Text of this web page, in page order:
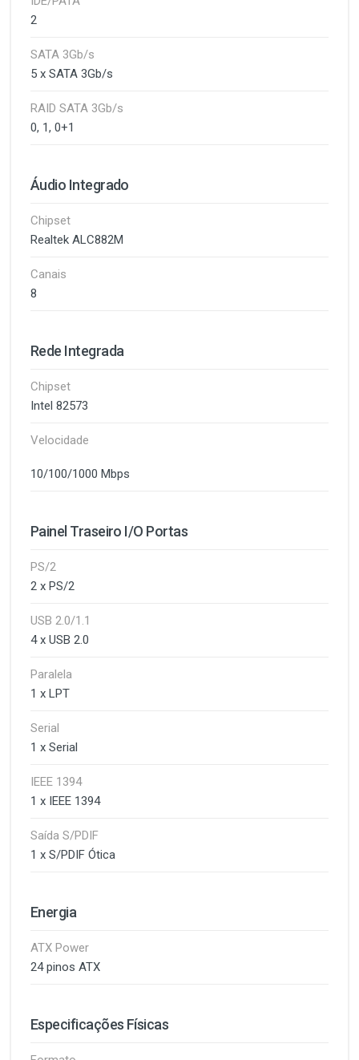
2
SATA 3Gb/s
5 x SATA 3Gb/s
RAID SATA 3Gb/s
0, 1, 0+1
Áudio Integrado
Chipset
Realtek ALC882M
Canais
8
Rede Integrada
Chipset
Intel 82573
Velocidade
10/100/1000 Mbps
Painel Traseiro I/O Portas
PS/2
2 x PS/2
USB 2.0/1.1
4 x USB 2.0
Paralela
1 x LPT
Serial
1 x Serial
IEEE 1394
1 x IEEE 1394
Saída S/PDIF
1 x S/PDIF Ótica
Energia
ATX Power
24 pinos ATX
Especificações Físicas